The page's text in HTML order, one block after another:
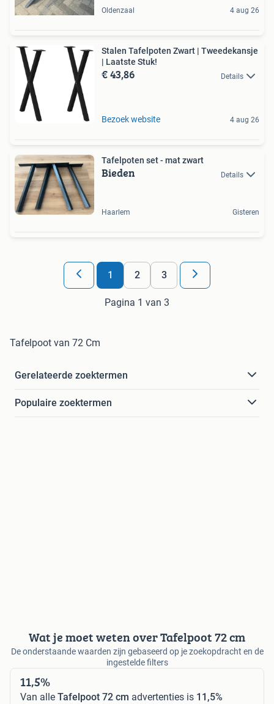
Oldenzaal 4 aug 26
Stalen Tafelpoten Zwart | Tweedekansje
| Laatste Stuk!
€ 43,86 Details
Bezoek website 4 aug 26
Tafelpoten set - mat zwart
Bieden Details
Haarlem Gisteren
1 2 3
Pagina 1 van 3
Tafelpoot van 72 Cm
Gerelateerde zoektermen
Populaire zoektermen
Wat je moet weten over Tafelpoot 72 cm
De onderstaande waarden zijn gebaseerd op je zoekopdracht en de
ingestelde filters
11,5%
Van alle Tafelpoot 72 cm advertenties is 11,5%